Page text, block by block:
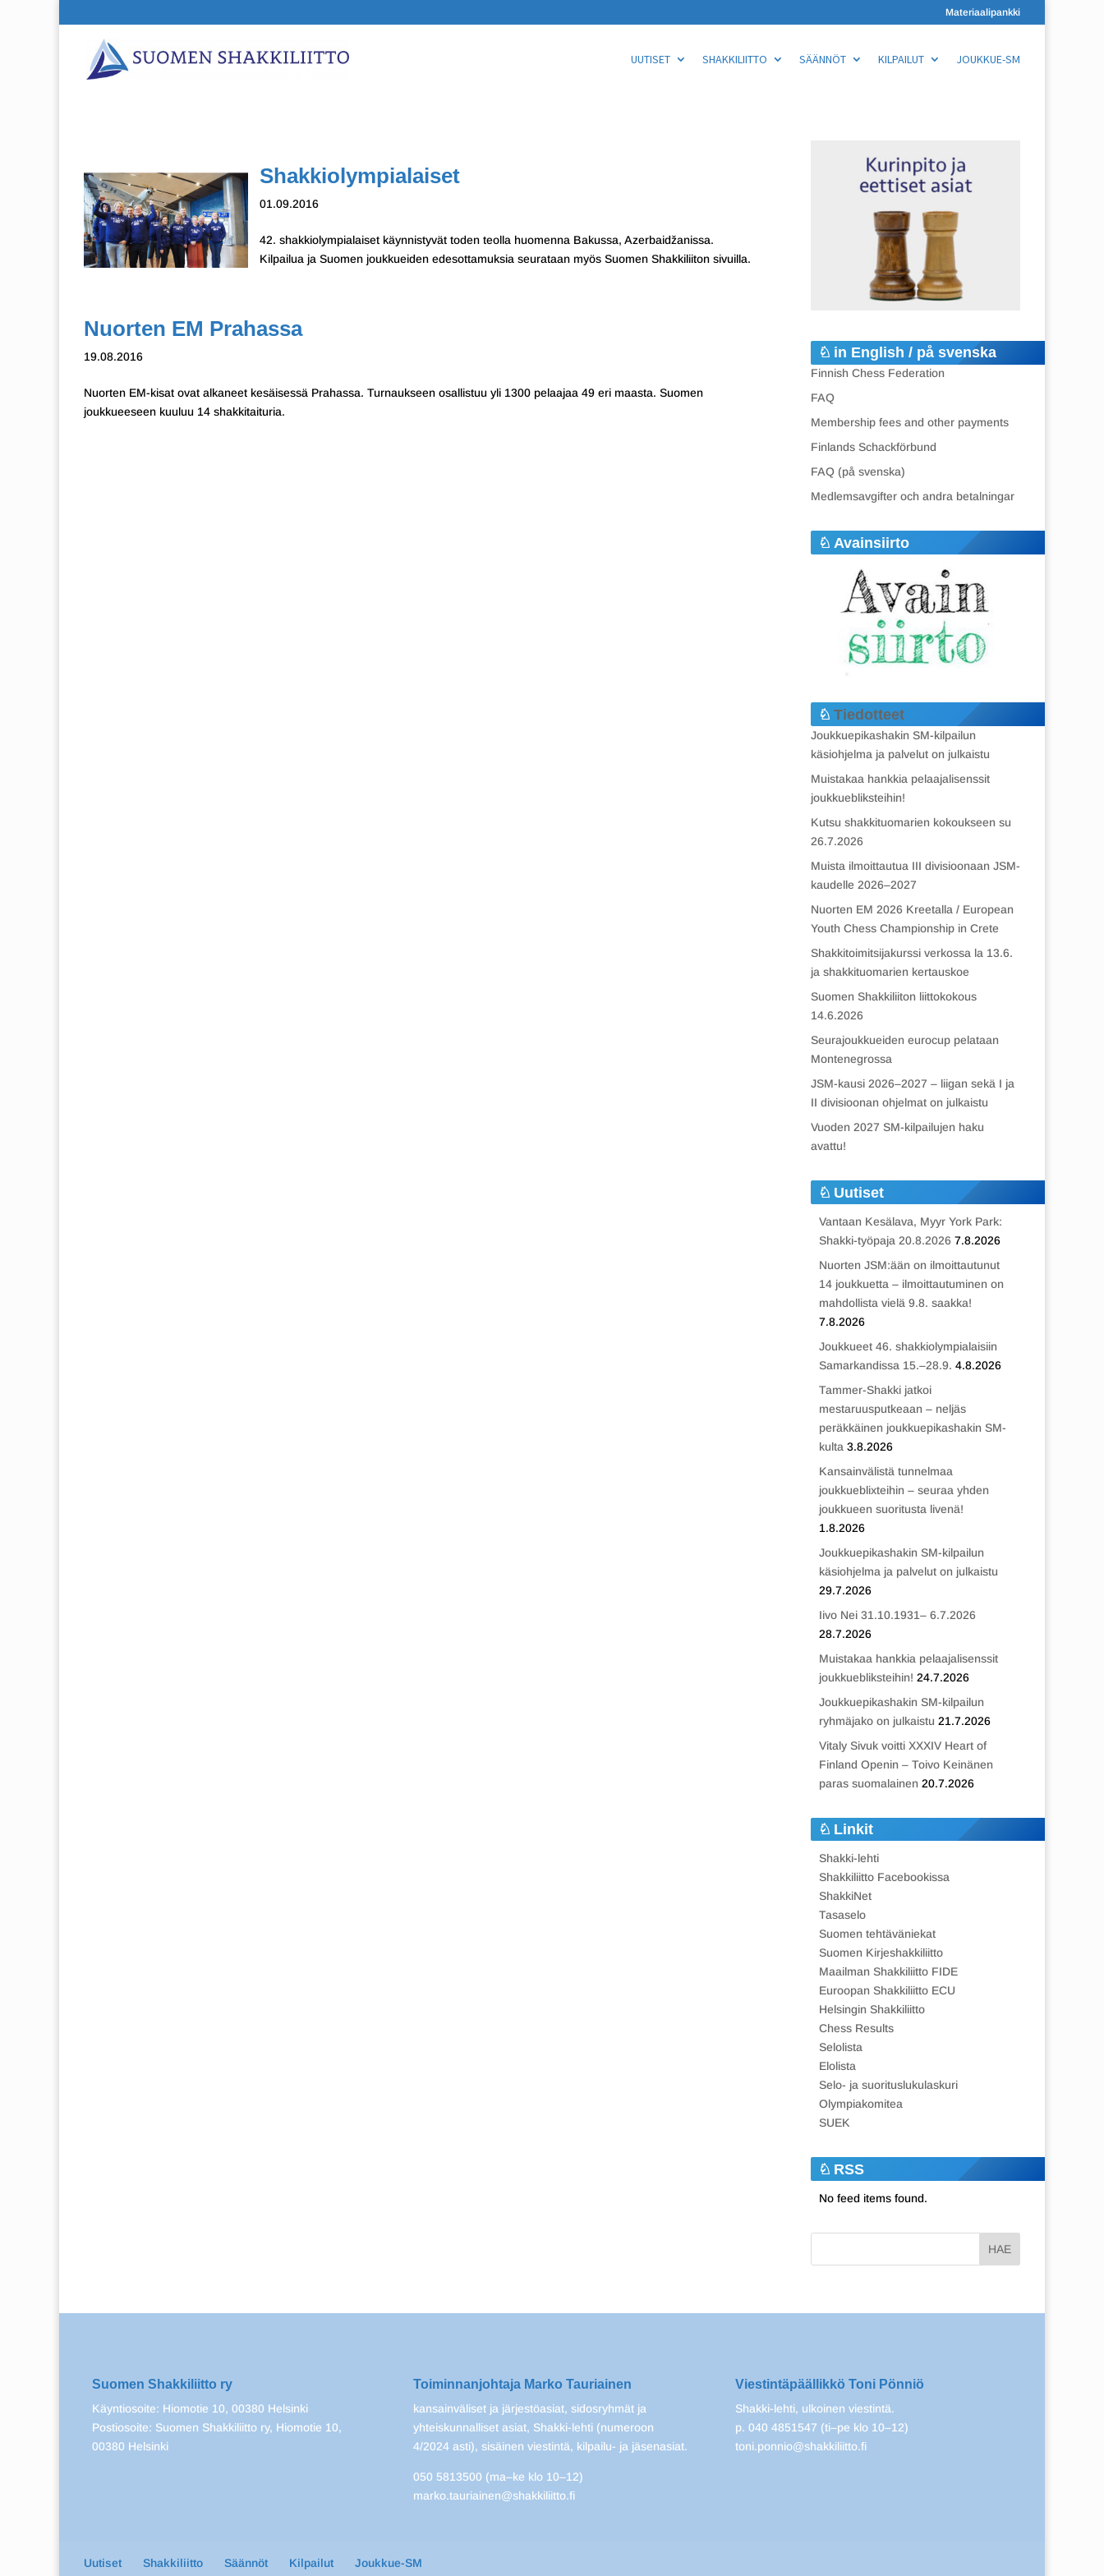
Materiaalipankki
UUTISET SHAKKILIITTO SÄÄNNÖT KILPAILUT JOUKKUE-SM
Shakkiolympialaiset
01.09.2016
42. shakkiolympialaiset käynnistyvät toden teolla huomenna Bakussa, Azerbaidžanissa.
Kilpailua ja Suomen joukkueiden edesottamuksia seurataan myös Suomen Shakkiliiton sivuilla.
Nuorten EM Prahassa
19.08.2016
Nuorten EM-kisat ovat alkaneet kesäisessä Prahassa. Turnaukseen osallistuu yli 1300 pelaajaa 49 eri maasta. Suomen
joukkueeseen kuuluu 14 shakkitaituria.
in English / på svenska
Finnish Chess Federation
FAQ
Membership fees and other payments
Finlands Schackförbund
FAQ (på svenska)
Medlemsavgifter och andra betalningar
Avainsiirto
Tiedotteet
Joukkuepikashakin SM-kilpailun
käsiohjelma ja palvelut on julkaistu
Muistakaa hankkia pelaajalisenssit
joukkuebliksteihin!
Kutsu shakkituomarien kokoukseen su
26.7.2026
Muista ilmoittautua III divisioonaan JSM-
kaudelle 2026–2027
Nuorten EM 2026 Kreetalla / European
Youth Chess Championship in Crete
Shakkitoimitsijakurssi verkossa la 13.6.
ja shakkituomarien kertauskoe
Suomen Shakkiliiton liittokokous
14.6.2026
Seurajoukkueiden eurocup pelataan
Montenegrossa
JSM-kausi 2026–2027 – liigan sekä I ja
II divisioonan ohjelmat on julkaistu
Vuoden 2027 SM-kilpailujen haku
avattu!
Uutiset
Vantaan Kesälava, Myyr York Park:
Shakki-työpaja 20.8.2026 7.8.2026
Nuorten JSM:ään on ilmoittautunut
14 joukkuetta – ilmoittautuminen on
mahdollista vielä 9.8. saakka!
7.8.2026
Joukkueet 46. shakkiolympialaisiin
Samarkandissa 15.–28.9. 4.8.2026
Tammer-Shakki jatkoi
mestaruusputkeaan – neljäs
peräkkäinen joukkuepikashakin SM-
kulta 3.8.2026
Kansainvälistä tunnelmaa
joukkueblixteihin – seuraa yhden
joukkueen suoritusta livenä!
1.8.2026
Joukkuepikashakin SM-kilpailun
käsiohjelma ja palvelut on julkaistu
29.7.2026
Iivo Nei 31.10.1931– 6.7.2026
28.7.2026
Muistakaa hankkia pelaajalisenssit
joukkuebliksteihin! 24.7.2026
Joukkuepikashakin SM-kilpailun
ryhmäjako on julkaistu 21.7.2026
Vitaly Sivuk voitti XXXIV Heart of
Finland Openin – Toivo Keinänen
paras suomalainen 20.7.2026
Linkit
Shakki-lehti
Shakkiliitto Facebookissa
ShakkiNet
Tasaselo
Suomen tehtäväniekat
Suomen Kirjeshakkiliitto
Maailman Shakkiliitto FIDE
Euroopan Shakkiliitto ECU
Helsingin Shakkiliitto
Chess Results
Selolista
Elolista
Selo- ja suorituslukulaskuri
Olympiakomitea
SUEK
RSS
No feed items found.
Suomen Shakkiliitto ry
Käyntiosoite: Hiomotie 10, 00380 Helsinki
Postiosoite: Suomen Shakkiliitto ry, Hiomotie 10,
00380 Helsinki
Toiminnanjohtaja Marko Tauriainen
kansainväliset ja järjestöasiat, sidosryhmät ja
yhteiskunnalliset asiat, Shakki-lehti (numeroon
4/2024 asti), sisäinen viestintä, kilpailu- ja jäsenasiat.
050 5813500 (ma–ke klo 10–12)
marko.tauriainen@shakkiliitto.fi
Viestintäpäällikkö Toni Pönniö
Shakki-lehti, ulkoinen viestintä.
p. 040 4851547 (ti–pe klo 10–12)
toni.ponnio@shakkiliitto.fi
Uutiset Shakkiliitto Säännöt Kilpailut Joukkue-SM